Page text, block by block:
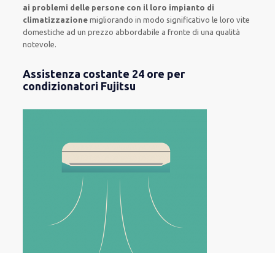
ai problemi delle persone con il loro impianto di
climatizzazione migliorando in modo significativo le loro vite
domestiche ad un prezzo abbordabile a fronte di una qualità
notevole.
Assistenza costante 24 ore per
condizionatori Fujitsu